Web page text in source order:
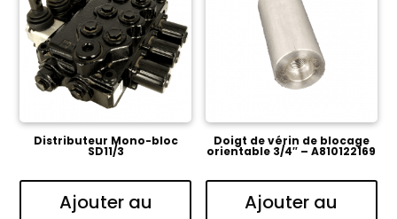
Distributeur Mono-bloc
SD11/3
Ajouter au
Doigt de vérin de blocage
orientable 3/4″ – A810122169
Ajouter au